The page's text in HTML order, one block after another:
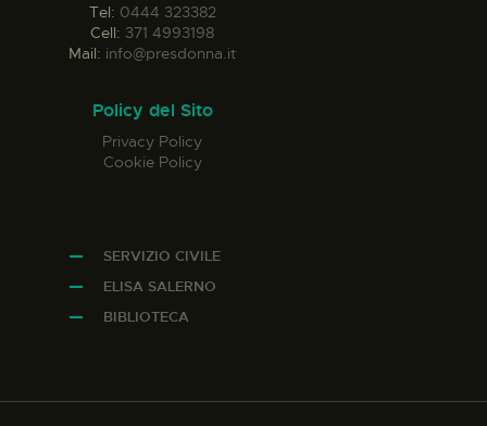
Tel: 0444 323382
Cell: 371 4993198
Mail: info@presdonna.it
Policy del Sito
Privacy Policy
Cookie Policy
SERVIZIO CIVILE
ELISA SALERNO
BIBLIOTECA